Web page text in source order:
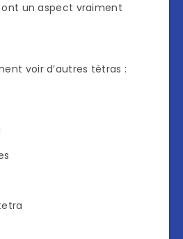
un aspect vraiment
voir d’autres tétras :